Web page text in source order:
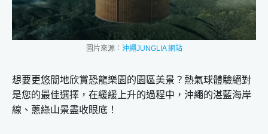
圖片來源： 沖繩JUNGLIA 網站
想要更悠閒地欣賞恐龍樂園的園區美景？熱氣球體驗絕對
是您的最佳選擇，在緩緩上升的過程中，沖繩的湛藍海岸
線、蔥綠山景盡收眼底！